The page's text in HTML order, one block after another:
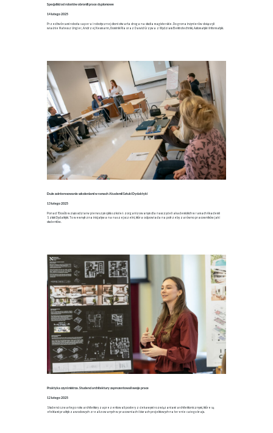
Specjaliści od robotów obronili prace dyplomowe
14 lutego 2025
Przed twórcami robota sapera i robotycznej dłoni otwarta droga na studia magisterskie. Do grona inżynierów dołączyli
właśnie Mateusz Ungier, Andrzej Neumann, Dominik Fila oraz Dawid Grzywa z Wydziału Elektrotechniki, Automatyki i Informatyki.
Duże zainteresowanie szkoleniami w ramach Akademii Sztuki Dydaktyki
13 lutego 2025
Ponad 70 osób wzięło udział w pierwszym cyklu szkoleń zorganizowanym dla nauczycieli akademickich w ramach Akademii
Sztuki Dydaktyki. To wewnętrzna inicjatywa na naszej uczelni, która odpowiada na potrzeby zarówno pracowników jak i
studentów.
Praktyka czyni mistrza. Studenci architektury zaprezentowali swoje prace
12 lutego 2025
Studenci czwartego roku architektury zaprezentowali postery z ciekawymi rozwiązaniami architektonicznymi, które są
efektami praktyk zawodowych zrealizowanych w pracowniach i biurach projektowych na terenie całego kraju.